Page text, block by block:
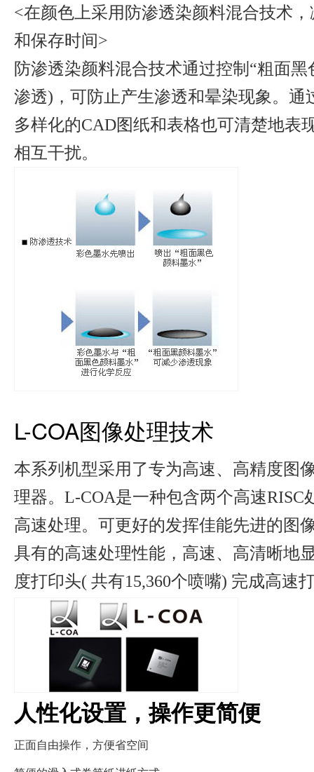
<在颜色上采用防渗透染颜料混合技术
和保存时间>
防渗透染颜料混合技术通过控制“粗面
渗透)，可防止产生渗透和晕染现象。
多样化的CAD图纸和表格也可清楚地表
相互干扰。
L-COA图像处理技术
本系列机型采用了专为高速、高精度图
理器。L-COA是一种包含两个高速RISC
高速处理。可更好的发挥佳能先进的图
具有的高速处理性能，高速、高清晰地
度打印头( 共有15,360个喷嘴) 完成高速
人性化设置，操作更简便
正面自由操作，方便省空间